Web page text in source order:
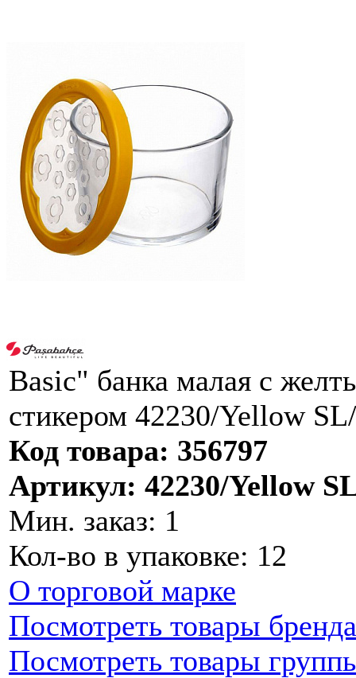
Basic" банка малая с
стикером 42230/Yellow
Код товара: 356797
Артикул: 42230/Yellow
Мин. заказ: 1
Кол-во в упаковке: 12
О торговой марке
Посмотреть товары бренда
Посмотреть товары